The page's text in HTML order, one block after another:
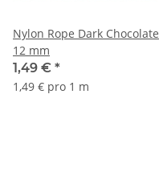
Nylon Rope Dark Chocolate
12 mm
1,49 € *
1,49 € pro 1 m